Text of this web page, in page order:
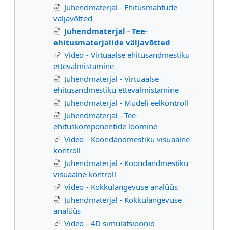
Juhendmaterjal - Ehitusmahtude
väljavõtted
Juhendmaterjal - Tee-
ehitusmaterjalide väljavõtted
Video - Virtuaalse ehitusandmestiku
ettevalmistamine
Juhendmaterjal - Virtuaalse
ehitusandmestiku ettevalmistamine
Juhendmaterjal - Mudeli eelkontroll
Juhendmaterjal - Tee-
ehituskomponentide loomine
Video - Koondandmestiku visuaalne
kontroll
Juhendmaterjal - Koondandmestiku
visuaalne kontroll
Video - Kokkulangevuse analüüs
Juhendmaterjal - Kokkulangevuse
analüüs
Video - 4D simulatsioonid